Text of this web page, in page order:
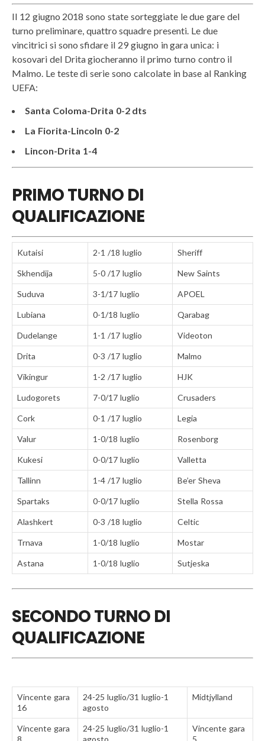
Il 12 giugno 2018 sono state sorteggiate le due gare del
turno preliminare, quattro squadre presenti. Le due
vincitrici si sono sfidare il 29 giugno in gara unica: i
kosovari del Drita giocheranno il primo turno contro il
Malmo. Le teste di serie sono calcolate in base al Ranking
UEFA:
Santa Coloma-Drita 0-2 dts
La Fiorita-Lincoln 0-2
Lincon-Drita 1-4
PRIMO TURNO DI
QUALIFICAZIONE
Kutaisi 2-1 /18 luglio Sheriff
Skhendija 5-0 /17 luglio New Saints
Suduva 3-1/17 luglio APOEL
Lubiana 0-1/18 luglio Qarabag
Dudelange 1-1 /17 luglio Videoton
Drita 0-3 /17 luglio Malmo
Vikingur 1-2 /17 luglio HJK
Ludogorets 7-0/17 luglio Crusaders
Cork 0-1 /17 luglio Legia
Valur 1-0/18 luglio Rosenborg
Kukesi 0-0/17 luglio Valletta
Tallinn 1-4 /17 luglio Be’er Sheva
Spartaks 0-0/17 luglio Stella Rossa
Alashkert 0-3 /18 luglio Celtic
Trnava 1-0/18 luglio Mostar
Astana 1-0/18 luglio Sutjeska
SECONDO TURNO DI
QUALIFICAZIONE
Vincente gara
16
24-25 luglio/31 luglio-1
agosto
Midtjylland
Vincente gara
8
24-25 luglio/31 luglio-1
agosto
Vincente gara
5